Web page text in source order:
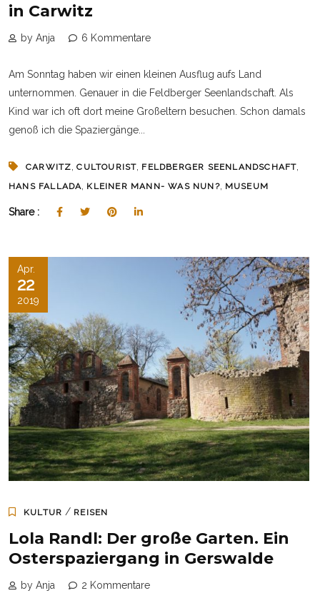
in Carwitz
by Anja 6 Kommentare
Am Sonntag haben wir einen kleinen Ausflug aufs Land
unternommen. Genauer in die Feldberger Seenlandschaft. Als
Kind war ich oft dort meine Großeltern besuchen. Schon damals
genoß ich die Spaziergänge...
CARWITZ,CULTOURIST, FELDBERGER SEENLANDSCHAFT,
HANS FALLADA, KLEINER MANN- WAS NUN?, MUSEUM
Share :
Apr.
22
2019
KULTUR / REISEN
Lola Randl: Der große Garten. Ein
Osterspaziergang in Gerswalde
by Anja 2 Kommentare